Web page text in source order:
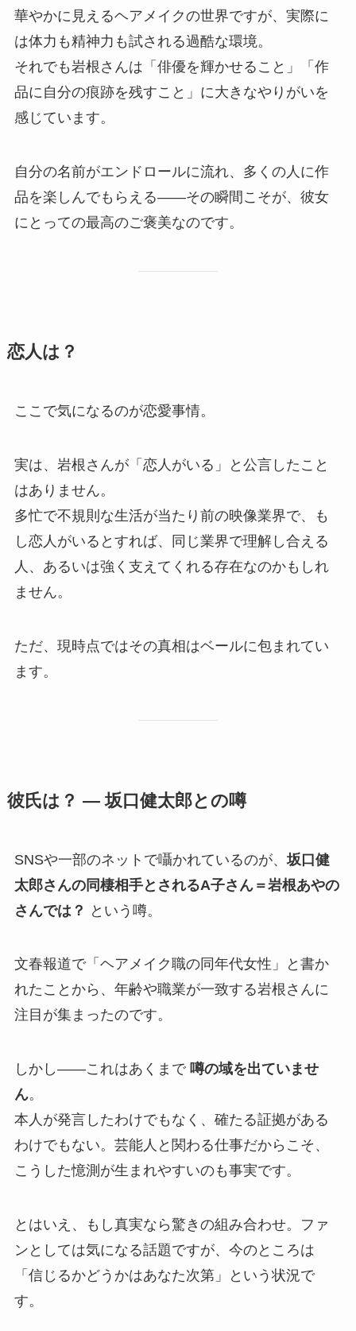
華やかに見えるヘアメイクの世界ですが、実際に
は体力も精神力も試される過酷な環境。
それでも岩根さんは「俳優を輝かせること」「作
品に自分の痕跡を残すこと」に大きなやりがいを
感じています。
自分の名前がエンドロールに流れ、多くの人に作
品を楽しんでもらえる――その瞬間こそが、彼女
にとっての最高のご褒美なのです。
恋人は？
ここで気になるのが恋愛事情。
実は、岩根さんが「恋人がいる」と公言したこと
はありません。
多忙で不規則な生活が当たり前の映像業界で、も
し恋人がいるとすれば、同じ業界で理解し合える
人、あるいは強く支えてくれる存在なのかもしれ
ません。
ただ、現時点ではその真相はベールに包まれてい
ます。
彼氏は？ ― 坂口健太郎との噂
SNSや一部のネットで囁かれているのが、坂口健
太郎さんの同棲相手とされるA子さん＝岩根あやの
さんでは？ という噂。
文春報道で「ヘアメイク職の同年代女性」と書か
れたことから、年齢や職業が一致する岩根さんに
注目が集まったのです。
しかし――これはあくまで 噂の域を出ていませ
ん。
本人が発言したわけでもなく、確たる証拠がある
わけでもない。芸能人と関わる仕事だからこそ、
こうした憶測が生まれやすいのも事実です。
とはいえ、もし真実なら驚きの組み合わせ。ファ
ンとしては気になる話題ですが、今のところは
「信じるかどうかはあなた次第」という状況で
す。